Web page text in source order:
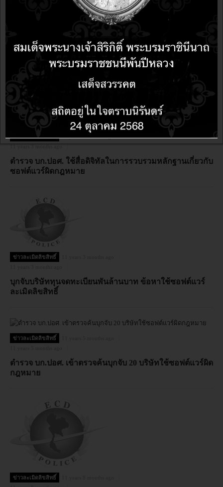
10 years 4 months ago
บก.ปอศ. โชว์ผลงานเยี่ยม ไตรมาสแรก ตรวจค้นองค์กร
ธุรกิจพบคอมพิวเตอร์กว่า 617 เครื่องใช้ซอฟต์แวร์เถื่อน
มูลค่ากว่า 97 ล้านบาท
ข่าวละเมิดลิขสิทธิ์
11 years 3 months ago
ตำรวจ บก.ปอศ. ใช้สื่อดิจิทัลในการรวบรวมหลักฐานเกี่ยวกับ
ซอฟต์แวร์ผิดกฎหมาย
ข่าวละเมิดลิขสิทธิ์
บุกจับบริษัททุนจดทะเบียนพันล้านบาท ข้อหาใช้ซอฟต์แวร์
ละเมิดลิขสิทธิ์
ข่าวละเมิดลิขสิทธิ์
ตำรวจ บก.ปอศ. เข้าตรวจค้นบุกจับ 20 บริษัทใช้ซอฟต์แวร์ผิด
กฎหมาย
ข่าวละเมิดลิขสิทธิ์